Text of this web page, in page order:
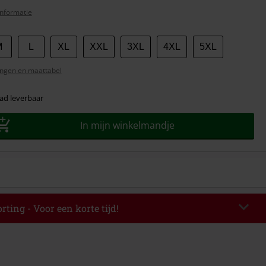
XL XXL 3XL 4XL 5XL
en maattabel
leverbaar
In mijn winkelmandje
- Voor een korte tijd!